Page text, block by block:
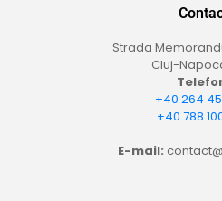
Strada
Cluj-
+40 264
+40 788
E-mail: